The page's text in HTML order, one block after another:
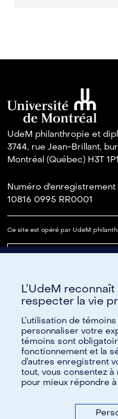
UdeM philanthropie et
3744, rue Jean-Brillant,
Montréal (Québec) H3T 1P1
Numéro
10816 0995 RR0001
Ce site est opéré par UdeM
Lire notre FAQ
Paramètres des
Besoin d'aide?
Pour toute question,
nous par courriel à
L’UdeM
respecter la vie
L’utilisation de
personnaliser votre
témoins sont
fonctionnement et la
d’autres enregistrent
tout, vous consentez
pour mieux répondre